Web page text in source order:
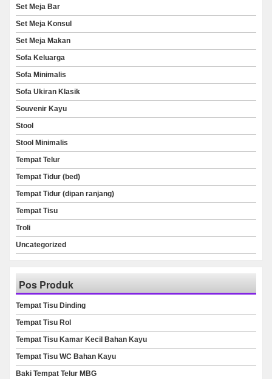
Set Meja Bar
Set Meja Konsul
Set Meja Makan
Sofa Keluarga
Sofa Minimalis
Sofa Ukiran Klasik
Souvenir Kayu
Stool
Stool Minimalis
Tempat Telur
Tempat Tidur (bed)
Tempat Tidur (dipan ranjang)
Tempat Tisu
Troli
Uncategorized
Pos Produk
Tempat Tisu Dinding
Tempat Tisu Rol
Tempat Tisu Kamar Kecil Bahan Kayu
Tempat Tisu WC Bahan Kayu
Baki Tempat Telur MBG